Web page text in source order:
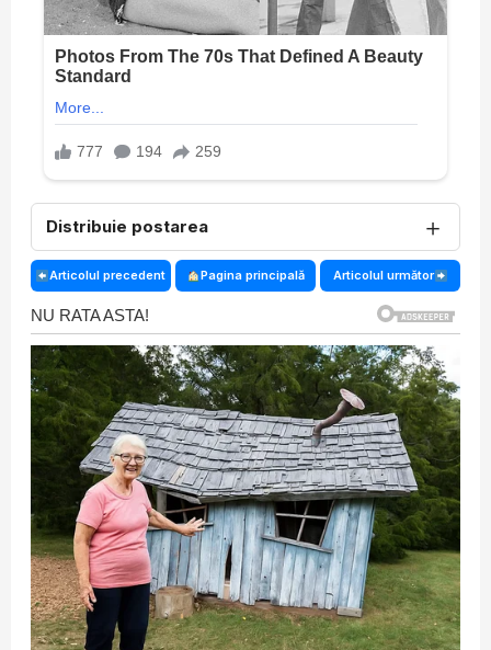
Distribuie postarea ＋
Articolul precedent Pagina principală Articolul următor